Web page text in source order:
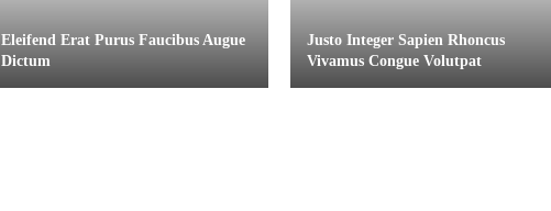
Eleifend Erat Purus Faucibus Augue
Dictum
Justo Integer Sapien Rhoncus
Vivamus Congue Volutpat